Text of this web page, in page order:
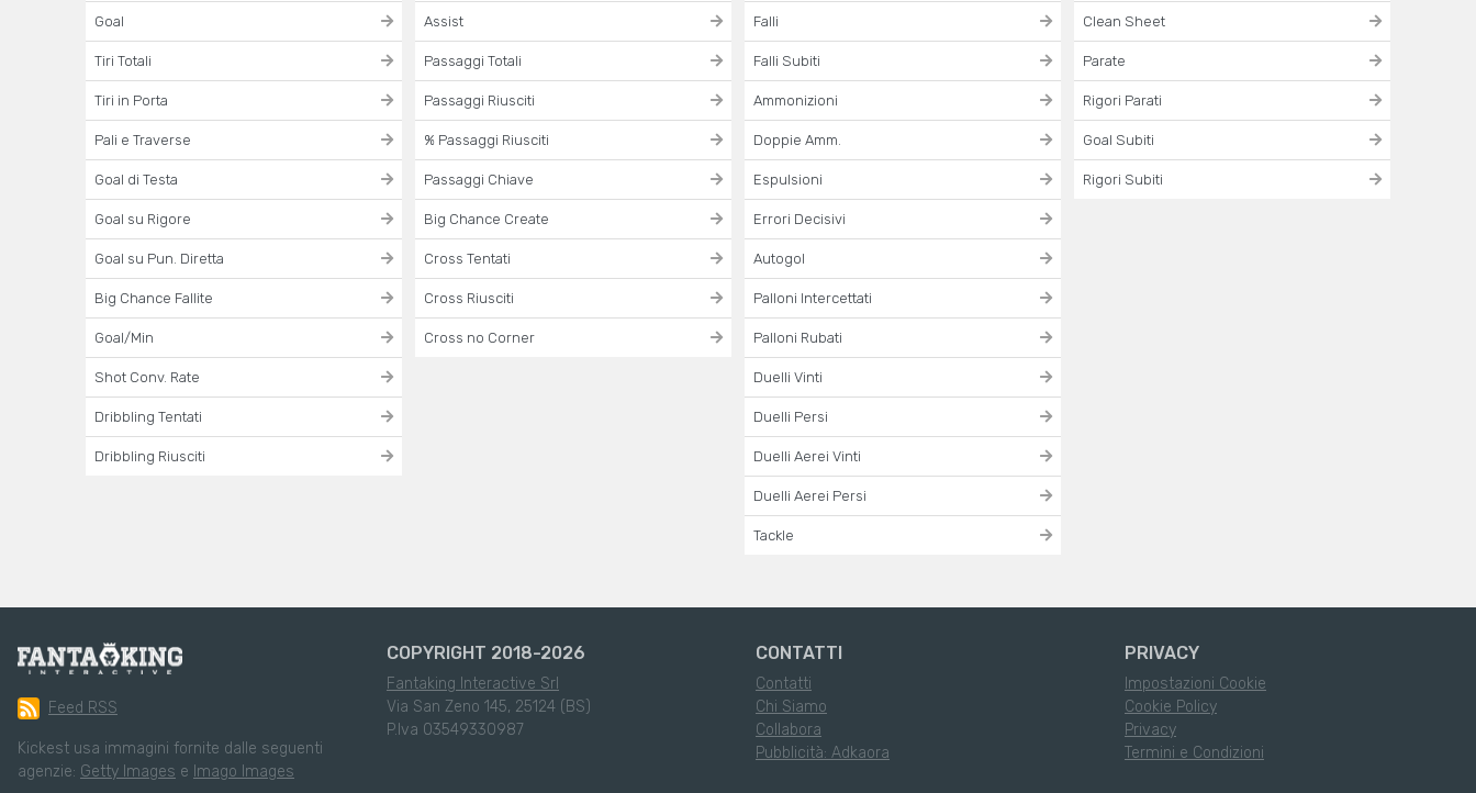
Goal
Tiri Totali
Tiri in Porta
Pali e Traverse
Goal di Testa
Goal su Rigore
Goal su Pun. Diretta
Big Chance Fallite
Goal/Min
Shot Conv. Rate
Dribbling Tentati
Dribbling Riusciti
Assist
Passaggi Totali
Passaggi Riusciti
% Passaggi Riusciti
Passaggi Chiave
Big Chance Create
Cross Tentati
Cross Riusciti
Cross no Corner
Falli
Falli Subiti
Ammonizioni
Doppie Amm.
Espulsioni
Errori Decisivi
Autogol
Palloni Intercettati
Palloni Rubati
Duelli Vinti
Duelli Persi
Duelli Aerei Vinti
Duelli Aerei Persi
Tackle
Clean Sheet
Parate
Rigori Parati
Goal Subiti
Rigori Subiti
Feed RSS
Kickest usa immagini fornite dalle seguenti
agenzie: Getty Images e Imago Images
COPYRIGHT 2018-2026
Fantaking Interactive Srl
Via San Zeno 145, 25124 (BS)
P.Iva 03549330987
CONTATTI
Contatti
Chi Siamo
Collabora
Pubblicità: Adkaora
PRIVACY
Impostazioni Cookie
Cookie Policy
Privacy
Termini e Condizioni